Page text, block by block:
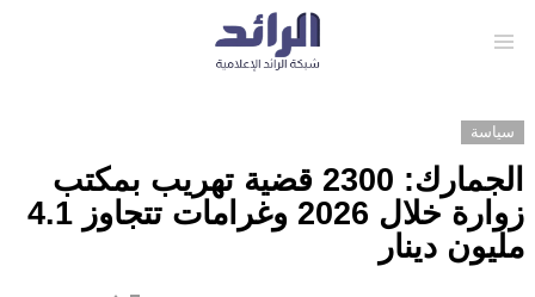
سياسة
الجمارك: 2300 قضية تهريب بمكتب
زوارة خلال 2026 وغرامات تتجاوز 4.1
مليون دينار